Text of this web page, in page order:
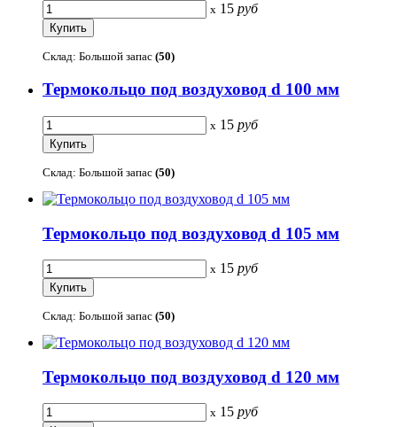
x 15 руб
Склад: Большой запас (50)
Термокольцо под воздуховод d 100 мм
x 15 руб
Склад: Большой запас (50)
Термокольцо под воздуховод d 105 мм
x 15 руб
Склад: Большой запас (50)
Термокольцо под воздуховод d 120 мм
x 15 руб